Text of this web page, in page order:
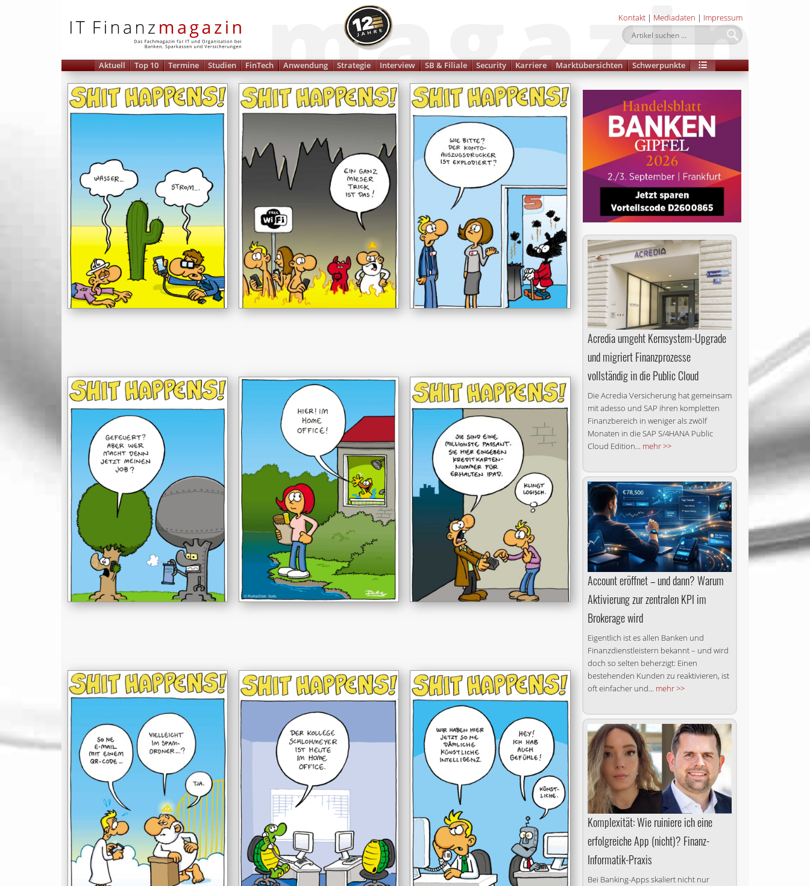
Kontakt | Mediadaten | Impressum
Aktuell Top 10 Termine Studien FinTech Anwendung Strategie Interview SB & Filiale Security Karriere Marktübersichten Schwerpunkte
Acredia umgeht Kernsystem-Upgrade
und migriert Finanzprozesse
vollständig in die Public Cloud
Die Acredia Versicherung hat gemeinsam
mit adesso und SAP ihren kompletten
Finanzbereich in weniger als zwölf
Monaten in die SAP S/4HANA Public
Cloud Edition... mehr >>
Account eröffnet – und dann? Warum
Aktivierung zur zentralen KPI im
Brokerage wird
Eigentlich ist es allen Banken und
Finanzdienstleistern bekannt – und wird
doch so selten beherzigt: Einen
bestehenden Kunden zu reaktivieren, ist
oft einfacher und... mehr >>
Komplexität: Wie ruiniere ich eine
erfolgreiche App (nicht)? Finanz-
Informatik-Praxis
Bei Banking-Apps skaliert nicht nur